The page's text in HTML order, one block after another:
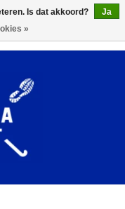
Is dat akkoord?
Ja
»